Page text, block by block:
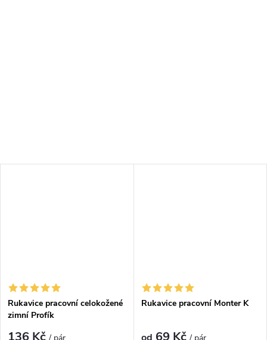
Rukavice pracovní celokožené
zimní Profík
136 Kč
Rukavice pracovní Monter K
69 Kč